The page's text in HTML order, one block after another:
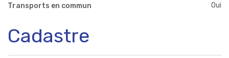
Transports en commun Oui
Cadastre